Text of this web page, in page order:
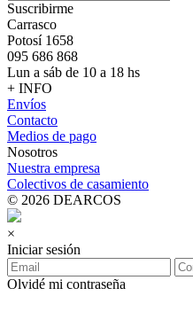
Suscribirme
Carrasco
Potosí 1658
095 686 868
Lun a sáb de 10 a 18 hs
+ INFO
Envíos
Contacto
Medios de pago
Nosotros
Nuestra empresa
Colectivos de casamiento
© 2026 DEARCOS
×
Iniciar sesión
Olvidé mi contraseña